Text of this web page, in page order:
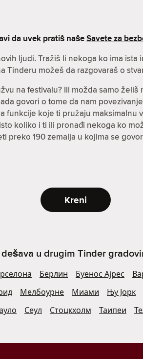
da uvek pratiš našeSavete za
ljudi. Tražiš li nekoga ko ima ista
Tinderu možeš da razgovaraš o
na festivalu? Ili možda samo
govori o tome da nam
funkcije koje ti pružaju
koliko i ti ili pronađi nekoga ko
preko 190 zemalja u kojima se
Kreni
u drugim Tinder
Берлин Буенос Ајрес
Мелбоурне Миами Њу Јорк
Сеул Стоцкхолм Таипеи